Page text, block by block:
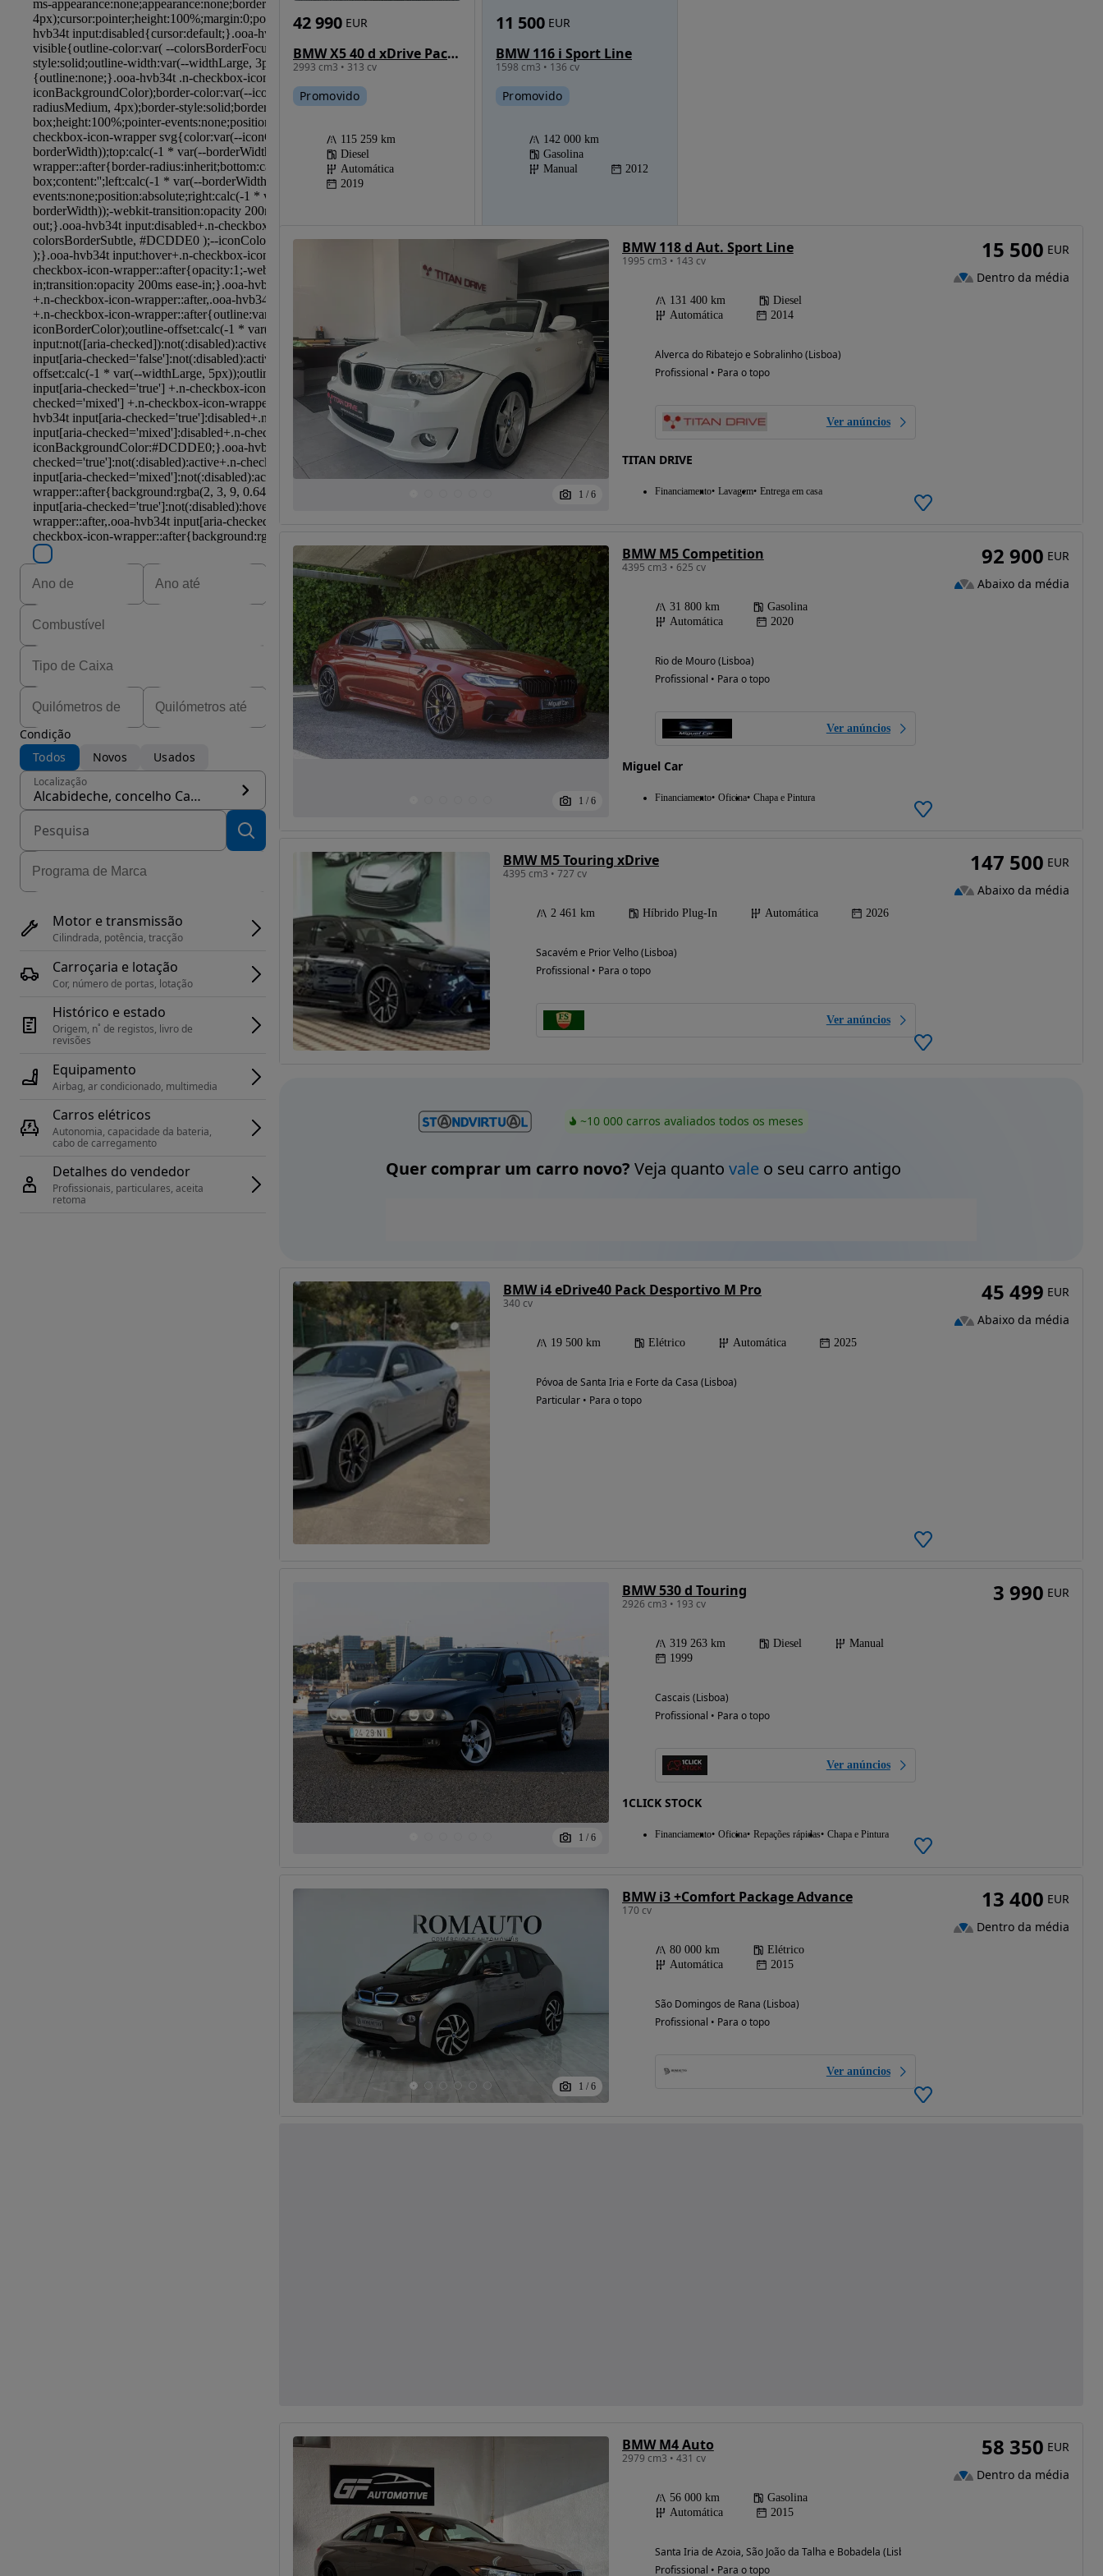
Possibilidade de
financiamento
Condição
Todos
Novos Usados
Localização
Alcabideche, concelho Cascais
Motor e transmissão
Cilindrada, potência, tracção
Carroçaria e lotação
Cor, número de portas, lotação
Histórico e estado
Origem, n˚ de registos, livro de
revisões
Equipamento
Airbag, ar condicionado, multimedia
Carros elétricos
Autonomia, capacidade da bateria,
cabo de carregamento
Detalhes do vendedor
Profissionais, particulares, aceita
retoma
BMW X5 40 d xDrive Pack M
2993 cm3 • 313 cv
42 990 EUR
Promovido
115 259 km
Diesel
Automática
2019
BMW 116 i Sport Line
1598 cm3 • 136 cv
11 500 EUR
Promovido
142 000 km
Gasolina
Manual
2012
1 / 6
BMW 118 d Aut. Sport Line
1995 cm3 • 143 cv
131 400 km
Diesel
Automática
2014
Alverca do Ribatejo e Sobralinho (Lisboa)
Profissional • Para o topo
Ver anúncios
TITAN DRIVE
Financiamento Lavagem Entrega em casa
15 500 EUR
Dentro da média
1 / 6
BMW M5 Competition
4395 cm3 • 625 cv
31 800 km
Gasolina
Automática
2020
Rio de Mouro (Lisboa)
Profissional • Para o topo
Ver anúncios
Miguel Car
Financiamento Oficina Chapa e Pintura
92 900 EUR
Abaixo da média
BMW M5 Touring xDrive
4395 cm3 • 727 cv
2 461 km Híbrido Plug-In Automática 2026
Sacavém e Prior Velho (Lisboa)
Profissional • Para o topo
Ver anúncios
147 500 EUR
Abaixo da média
~10 000 carros avaliados todos os meses
Quer comprar um carro novo? Veja quanto valeo seu carro antigo
BMW i4 eDrive40 Pack Desportivo M Pro
340 cv
19 500 km Elétrico Automática 2025
Póvoa de Santa Iria e Forte da Casa (Lisboa)
Particular • Para o topo
45 499 EUR
Abaixo da média
1 / 6
BMW 530 d Touring
2926 cm3 • 193 cv
319 263 km Diesel
Manual
1999
Cascais (Lisboa)
Profissional • Para o topo
Ver anúncios
1CLICK STOCK
Financiamento Oficina Repações rápidas Chapa e Pintura
3 990 EUR
1 / 6
BMW i3 +Comfort Package Advance
170 cv
80 000 km
Elétrico
Automática
2015
São Domingos de Rana (Lisboa)
Profissional • Para o topo
Ver anúncios
13 400 EUR
Dentro da média
BMW M4 Auto
2979 cm3 • 431 cv
56 000 km
Gasolina
Automática
2015
Santa Iria de Azoia, São João da Talha e Bobadela (Lisboa)
Profissional • Para o topo
58 350 EUR
Dentro da média